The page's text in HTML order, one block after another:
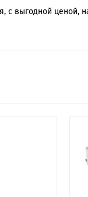
с выгодной ценой,